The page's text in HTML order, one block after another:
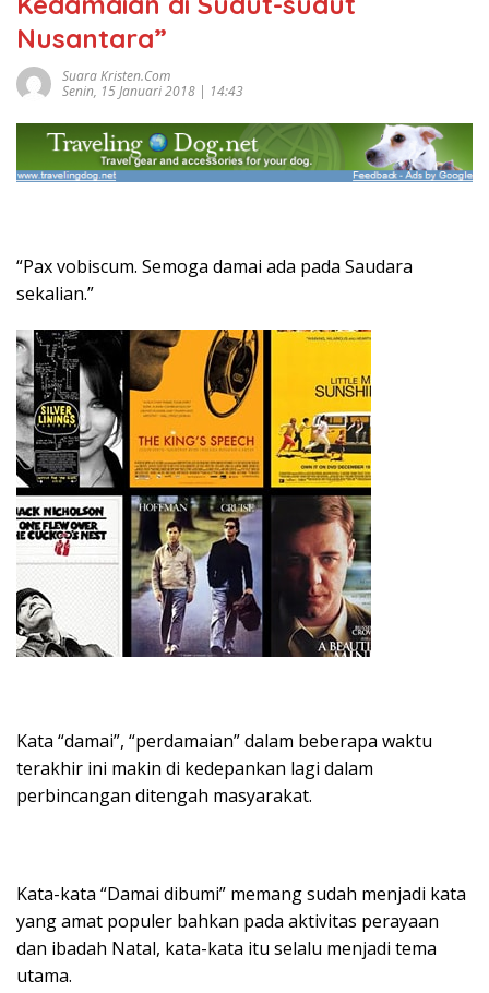
Nusantara”
Suara Kristen.com
Senin, 15 Januari 2018 | 14:43
“Pax vobiscum. Semoga damai ada pada Saudara
sekalian.”
Kata “damai”, “perdamaian” dalam beberapa waktu
terakhir ini makin di kedepankan lagi dalam
perbincangan ditengah masyarakat.
Kata-kata “Damai dibumi” memang sudah menjadi kata
yang amat populer bahkan pada aktivitas perayaan
dan ibadah Natal, kata-kata itu selalu menjadi tema
utama.